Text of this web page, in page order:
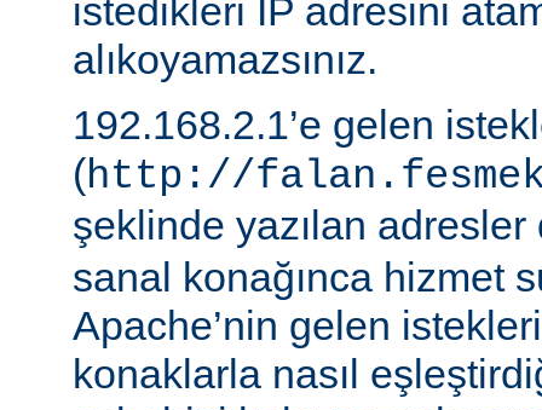
istedikleri IP adresini
alıkoyamazsınız.
192.168.2.1’e gelen
(http://
şeklinde yazılan
sanal konağınca hizmet
Apache’nin gelen
konaklarla nasıl